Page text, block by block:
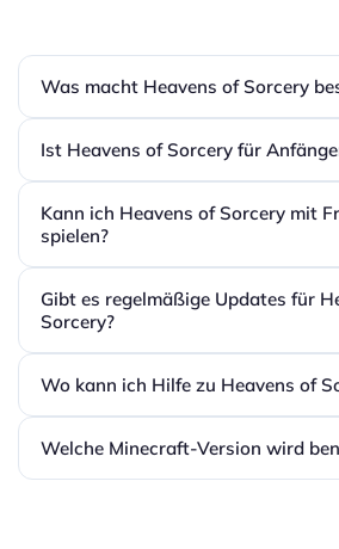
Was macht Heavens of Sorcery
Ist Heavens of Sorcery für
Kann ich Heavens of Sorcery mit
spielen?
Gibt es regelmäßige Updates für
Sorcery?
Wo kann ich Hilfe zu Heavens of
Welche Minecraft-Version wird